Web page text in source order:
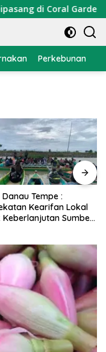
di Coral Garden
Perkebunan
Mengatasi Penyakit
pada Sapi Perah Secara
dan Medis